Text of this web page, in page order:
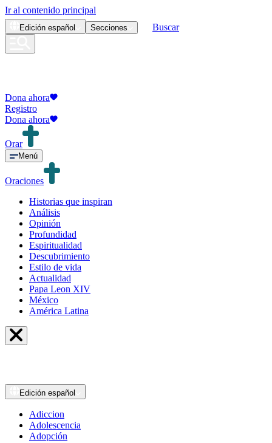
Ir al contenido principal
Edición español Secciones Buscar
Dona ahora
Registro
Dona ahora
Orar
Menú
Oraciones
Historias que inspiran
Análisis
Opinión
Profundidad
Espiritualidad
Descubrimiento
Estilo de vida
Actualidad
Papa Leon XIV
México
América Latina
Edición español
Adiccion
Adolescencia
Adopción